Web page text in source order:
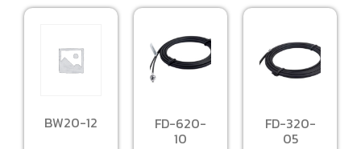
BW20-12 FD-620-
10
FD-320-
05